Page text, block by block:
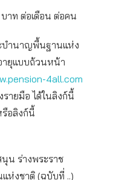
าท ต่อเดือน ต่อคน
บำนาญพื้นฐานแห่ง
ายุแบบถ้วนหน้า
4all.com
ายมือ ได้ในลิงก์นี้
อลิงก์นี้
น ร่างพระราช
งชาติ (ฉบับที่ ..)